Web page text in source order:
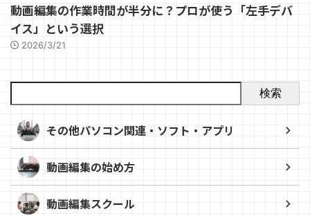
動画編集の作業時間が半分に？プロが使う「左手デバ
イス」という選択
2026/3/21
検索
その他パソコン関連・ソフト・アプリ
動画編集の始め方
動画編集スクール